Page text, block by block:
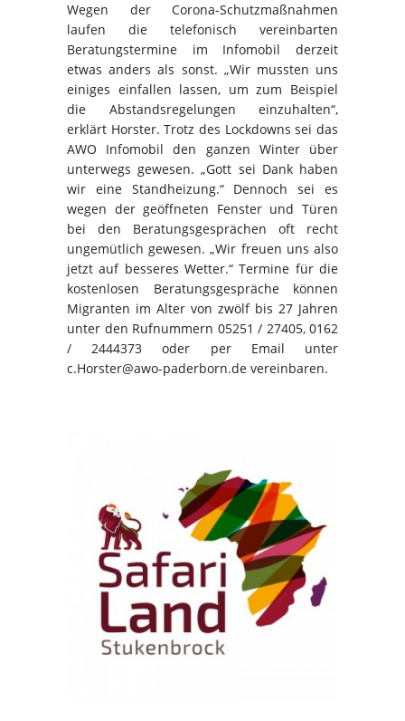
Wegen der Corona-Schutzmaßnahmen
laufen die telefonisch vereinbarten
Beratungstermine im Infomobil derzeit
etwas anders als sonst. „Wir mussten uns
einiges einfallen lassen, um zum Beispiel
die Abstandsregelungen einzuhalten“,
erklärt Horster. Trotz des Lockdowns sei das
AWO Infomobil den ganzen Winter über
unterwegs gewesen. „Gott sei Dank haben
wir eine Standheizung.“ Dennoch sei es
wegen der geöffneten Fenster und Türen
bei den Beratungsgesprächen oft recht
ungemütlich gewesen. „Wir freuen uns also
jetzt auf besseres Wetter.“ Termine für die
kostenlosen Beratungsgespräche können
Migranten im Alter von zwölf bis 27 Jahren
unter den Rufnummern 05251 / 27405, 0162
/ 2444373 oder per Email unter
c.Horster@awo-paderborn.de vereinbaren.